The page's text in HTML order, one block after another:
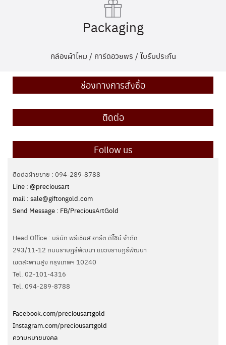
Packaging
กล่องผ้าไหม / การ์ดอวยพร / ใบรับประกัน
ช่องทางการสั่งซื้อ
ติดต่อ
Follow us
ติดต่อฝ่ายขาย : 094-289-8788
Line : @preciousart
mail : sale@giftongold.com
Send Message : FB/PreciousArtGold
Head Office : บริษัท พรีเชียส อาร์ต ดีไซน์ จำกัด
293/11-12 ถนนราษฎร์พัฒนา แขวงราษฎร์พัฒนา
เขตสะพานสูง กรุงเทพฯ 10240
Tel. 02-101-4316
Tel. ‭094-289-8788‬
Facebook.com/preciousartgold
Instagram.com/preciousartgold
ความหมายมงคล